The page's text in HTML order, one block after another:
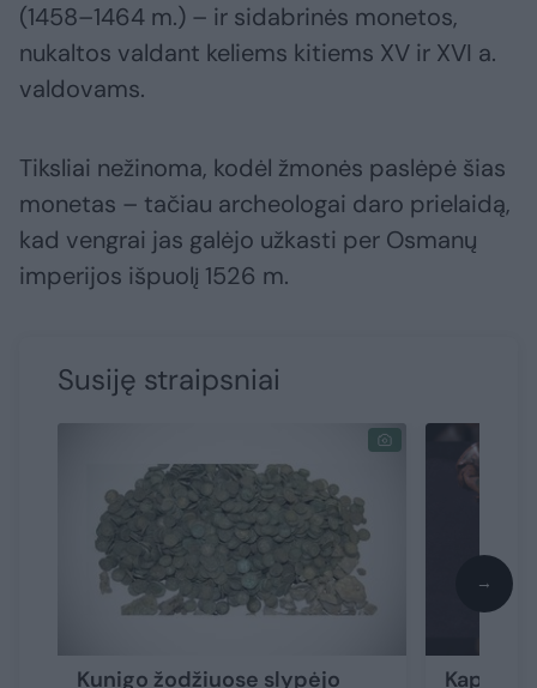
(1458–1464 m.) – ir sidabrinės monetos,
nukaltos valdant keliems kitiems XV ir XVI a.
valdovams.
Tiksliai nežinoma, kodėl žmonės paslėpė šias
monetas – tačiau archeologai daro prielaidą,
kad vengrai jas galėjo užkasti per Osmanų
imperijos išpuolį 1526 m.
Susiję straipsniai
Kunigo žodžiuose slypėjo
→